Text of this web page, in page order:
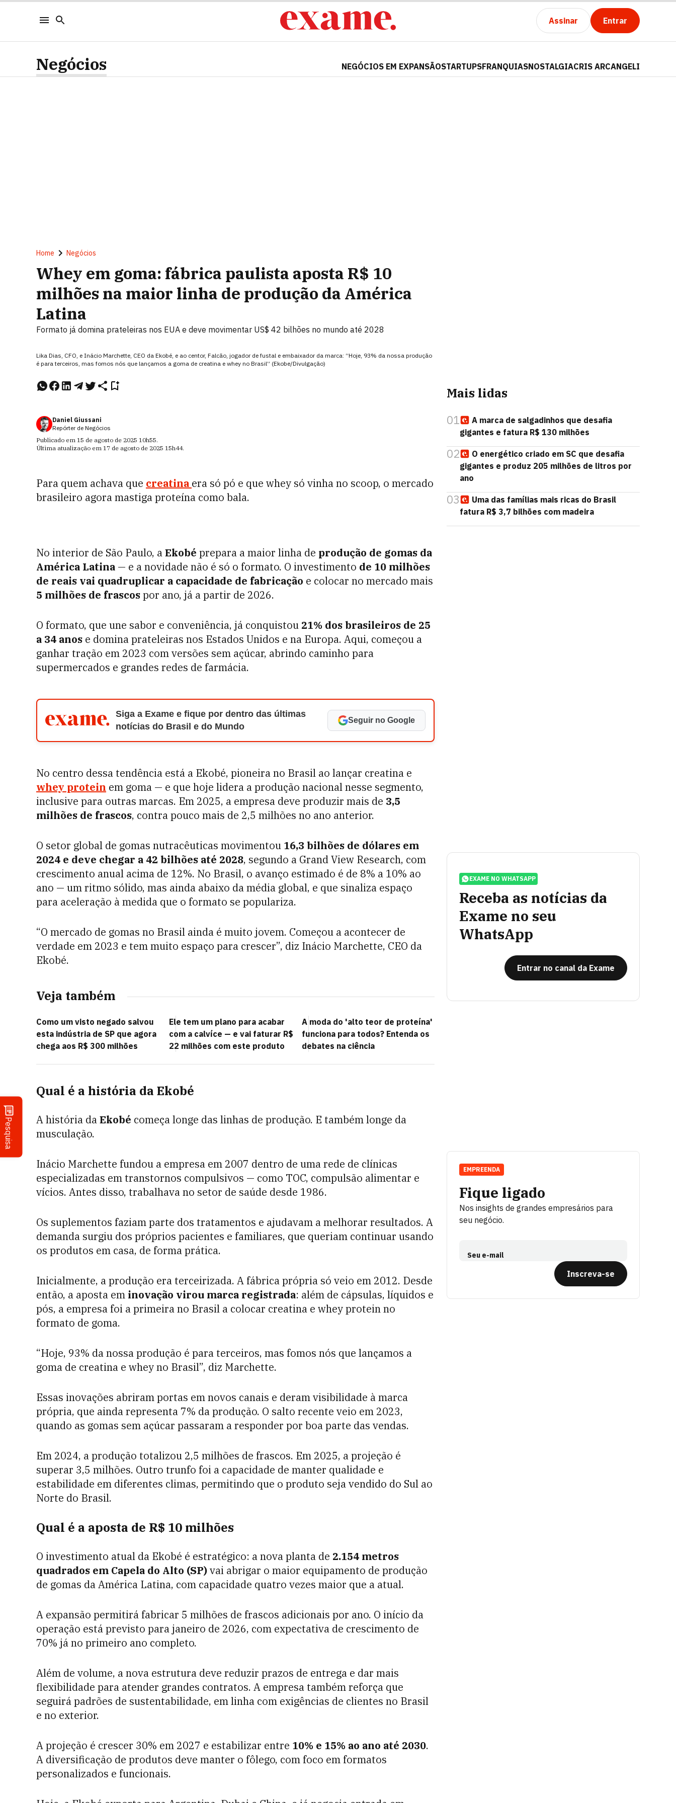
Assinar Entrar
Pesquisa
Negócios NEGÓCIOS EM EXPANSÃOSTARTUPSFRANQUIASNOSTALGIACRIS ARCANGELI
Home Negócios
Whey em goma: fábrica paulista aposta R$ 10
milhões na maior linha de produção da América
Latina
Formato já domina prateleiras nos EUA e deve movimentar US$ 42 bilhões no mundo até 2028
Lika Dias, CFO, e Inácio Marchette, CEO da Ekobé, e ao centor, Falcão, jogador de fustal e embaixador da marca: “Hoje, 93% da nossa produção
é para terceiros, mas fomos nós que lançamos a goma de creatina e whey no Brasil” (Ekobe/Divulgação)
Daniel Giussani
Repórter de Negócios
Publicado em 15 de agosto de 2025 10h55.
Última atualização em 17 de agosto de 2025 15h44.
Para quem achava que creatina era só pó e que whey só vinha no scoop, o mercado
brasileiro agora mastiga proteína como bala.
No interior de São Paulo, aEkobé prepara a maior linha de produção de gomas da
América Latina — e a novidade não é só o formato. O investimento de 10 milhões
de reais vai quadruplicar a capacidade de fabricação e colocar no mercado mais
5 milhões de frascospor ano, já a partir de 2026.
O formato, que une sabor e conveniência, já conquistou 21% dos brasileiros de 25
a 34 anos e domina prateleiras nos Estados Unidos e na Europa. Aqui, começou a
ganhar tração em 2023 com versões sem açúcar, abrindo caminho para
supermercados e grandes redes de farmácia.
Siga a Exame e fique por dentro das últimas
notícias do Brasil e do Mundo
Seguir no Google
No centro dessa tendência está a Ekobé, pioneira no Brasil ao lançar creatina e
whey protein em goma — e que hoje lidera a produção nacional nesse segmento,
inclusive para outras marcas. Em 2025, a empresa deve produzir mais de 3,5
milhões de frascos, contra pouco mais de 2,5 milhões no ano anterior.
O setor global de gomas nutracêuticas movimentou 16,3 bilhões de dólares em
2024 e deve chegar a 42 bilhões até 2028, segundo a Grand View Research, com
crescimento anual acima de 12%. No Brasil, o avanço estimado é de 8% a 10% ao
ano — um ritmo sólido, mas ainda abaixo da média global, e que sinaliza espaço
para aceleração à medida que o formato se populariza.
“O mercado de gomas no Brasil ainda é muito jovem. Começou a acontecer de
verdade em 2023 e tem muito espaço para crescer”, diz Inácio Marchette, CEO da
Ekobé.
Veja também
Como um visto negado salvou
esta indústria de SP que agora
chega aos R$ 300 milhões
Ele tem um plano para acabar
com a calvíce — e vai faturar R$
22 milhões com este produto
A moda do 'alto teor de proteína'
funciona para todos? Entenda os
debates na ciência
Qual é a história da Ekobé
A história daEkobé começa longe das linhas de produção. E também longe da
musculação.
Inácio Marchette fundou a empresa em 2007 dentro de uma rede de clínicas
especializadas em transtornos compulsivos — como TOC, compulsão alimentar e
vícios. Antes disso, trabalhava no setor de saúde desde 1986.
Os suplementos faziam parte dos tratamentos e ajudavam a melhorar resultados. A
demanda surgiu dos próprios pacientes e familiares, que queriam continuar usando
os produtos em casa, de forma prática.
Inicialmente, a produção era terceirizada. A fábrica própria só veio em 2012. Desde
então, a aposta em inovação virou marca registrada: além de cápsulas, líquidos e
pós, a empresa foi a primeira no Brasil a colocar creatina e whey protein no
formato de goma.
“Hoje, 93% da nossa produção é para terceiros, mas fomos nós que lançamos a
goma de creatina e whey no Brasil”, diz Marchette.
Essas inovações abriram portas em novos canais e deram visibilidade à marca
própria, que ainda representa 7% da produção. O salto recente veio em 2023,
quando as gomas sem açúcar passaram a responder por boa parte das vendas.
Em 2024, a produção totalizou 2,5 milhões de frascos. Em 2025, a projeção é
superar 3,5 milhões. Outro trunfo foi a capacidade de manter qualidade e
estabilidade em diferentes climas, permitindo que o produto seja vendido do Sul ao
Norte do Brasil.
Qual é a aposta de R$ 10 milhões
O investimento atual da Ekobé é estratégico: a nova planta de 2.154 metros
quadrados em Capela do Alto (SP)vai abrigar o maior equipamento de produção
de gomas da América Latina, com capacidade quatro vezes maior que a atual.
A expansão permitirá fabricar 5 milhões de frascos adicionais por ano. O início da
operação está previsto para janeiro de 2026, com expectativa de crescimento de
70% já no primeiro ano completo.
Além de volume, a nova estrutura deve reduzir prazos de entrega e dar mais
flexibilidade para atender grandes contratos. A empresa também reforça que
seguirá padrões de sustentabilidade, em linha com exigências de clientes no Brasil
e no exterior.
A projeção é crescer 30% em 2027 e estabilizar entre 10% e 15% ao ano até 2030.
A diversificação de produtos deve manter o fôlego, com foco em formatos
personalizados e funcionais.
Mais lidas
01
A marca de salgadinhos que desafia
gigantes e fatura R$ 130 milhões
02
O energético criado em SC que desafia
gigantes e produz 205 milhões de litros por
ano
03
Uma das famílias mais ricas do Brasil
fatura R$ 3,7 bilhões com madeira
EXAME NO WHATSAPP
Receba as notícias da
Exame no seu
WhatsApp
Entrar no canal da Exame
Fique ligado
Nos insights de grandes empresários para
seu negócio.
Seu e-mail
Inscreva-se
EMPREENDA